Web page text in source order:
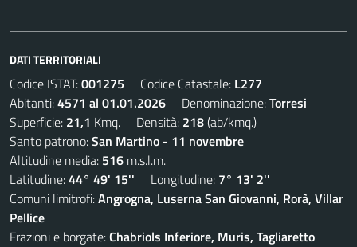
DATI TERRITORIALI
Codice ISTAT:001275 Codice Catastale: L277
Abitanti:4571 al 01.01.2026 Denominazione:Torresi
Superficie: 21,1 Kmq. Densità: 218(ab/kmq.)
Santo patrono:San Martino - 11 novembre
Altitudine media: 516 m.s.l.m.
Latitudine:44° 49' 15'' Longitudine: 7° 13' 2''
Comuni limitrofi:Angrogna, Luserna San Giovanni, Rorà, Villar
Pellice
Frazioni e borgate:Chabriols Inferiore, Muris, Tagliaretto